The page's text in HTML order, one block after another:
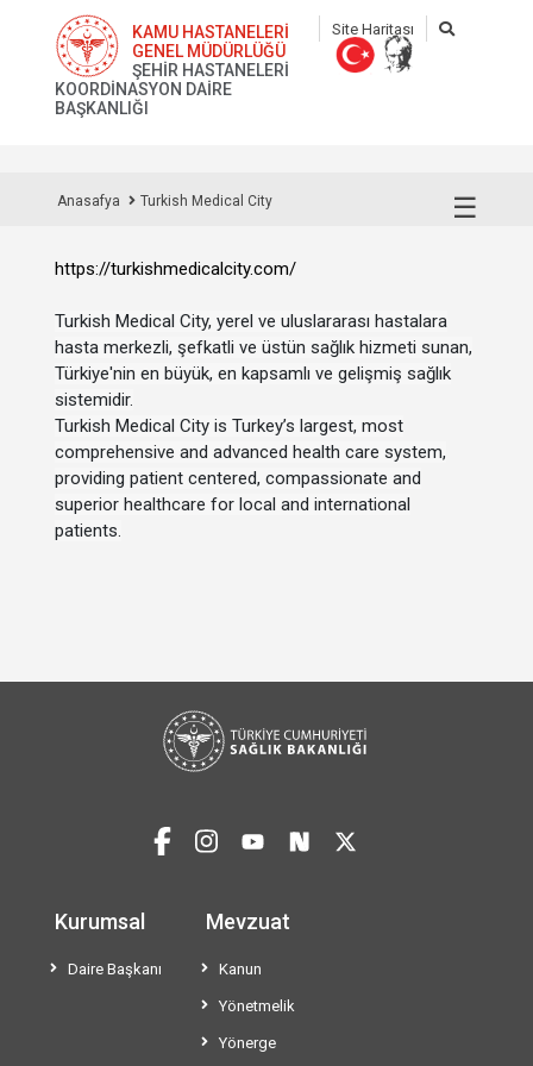
KAMU HASTANELERİ
GENEL MÜDÜRLÜĞÜ
ŞEHİR HASTANELERİ
KOORDİNASYON DAİRE
BAŞKANLIĞI
Site Haritası
☰
Anasafya Turkish Medical City
https://turkishmedicalcity.com/
Turkish Medical City, yerel ve uluslararası hastalara
hasta merkezli, şefkatli ve üstün sağlık hizmeti sunan,
Türkiye'nin en büyük, en kapsamlı ve gelişmiş sağlık
sistemidir.
Turkish Medical City is Turkey’s largest, most
comprehensive and advanced health care system,
providing patient centered, compassionate and
superior healthcare for local and international
patients.
Kurumsal
Daire Başkanı
Mevzuat
Kanun
Yönetmelik
Yönerge